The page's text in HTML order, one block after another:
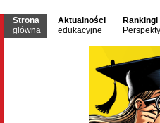
Strona
główna
Aktualności
edukacyjne
Rankingi